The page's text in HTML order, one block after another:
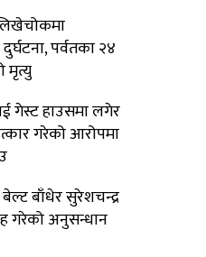
पर्वतका २४
मृत्यु
गेस्ट हाउसमा लगेर
गरेको आरोपमा
बेल्ट बाँधेर सुरेशचन्द्र
गरेको अनुसन्धान